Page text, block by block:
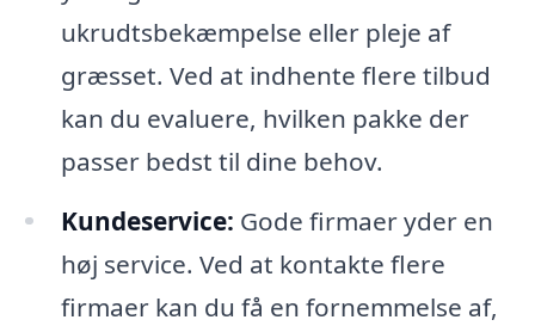
ukrudtsbekæmpelse eller pleje af
græsset. Ved at indhente flere tilbud
kan du evaluere, hvilken pakke der
passer bedst til dine behov.
Kundeservice: Gode firmaer yder en
høj service. Ved at kontakte flere
firmaer kan du få en fornemmelse af,